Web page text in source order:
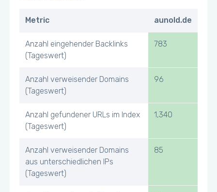
Metric aunold.de
Anzahl eingehender Backlinks
(Tageswert)
783
Anzahl verweisender Domains
(Tageswert)
96
Anzahl gefundener URLs im Index
(Tageswert)
1,340
Anzahl verweisender Domains
aus unterschiedlichen IPs
(Tageswert)
85